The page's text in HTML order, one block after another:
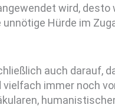
wird,
Hürde im
auch darauf,
immer noch